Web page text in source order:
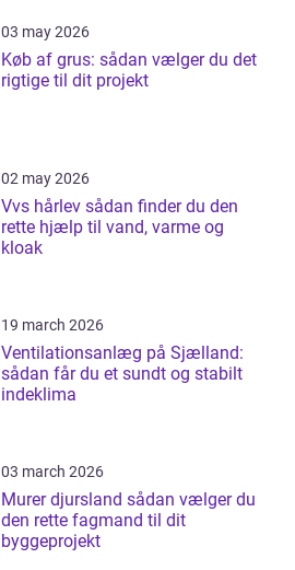
03 may 2026
Køb af grus: sådan vælger du det
rigtige til dit projekt
02 may 2026
Vvs hårlev sådan finder du den
rette hjælp til vand, varme og
kloak
19 march 2026
Ventilationsanlæg på Sjælland:
sådan får du et sundt og stabilt
indeklima
03 march 2026
Murer djursland sådan vælger du
den rette fagmand til dit
byggeprojekt